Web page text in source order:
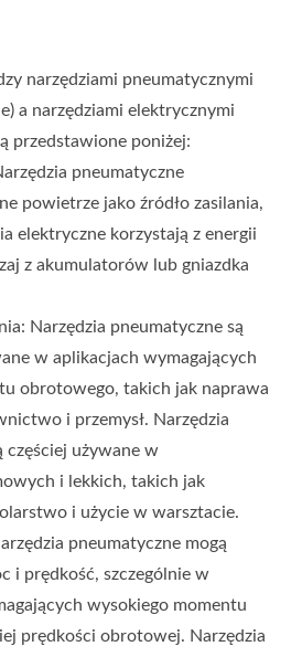
stolarstwo i użycie w warsztacie.
w zastosowaniach
momentu obrotowego i wysokiej
elektryczne mają różną moc i
modelu i źródła zasilania. 4.
Narzędzia pneumatyczne
źródła sprężonego powietrza, więc
przez dostępność powietrza, w
Narzędzia elektryczne mogą działać
przez źródło zasilania (czas
do gniazdka elektrycznego). 5.
zazwyczaj wymagają
jak czyszczenie, smarowanie i
Narzędzia elektryczne
konserwacji, ale mogą wymagać
komponentów zasilających. 6.
może być wyższy,
zakupu sprężarki powietrza.
mieć niższy koszt początkowy,
sprzętu zasilającego i
do gniazdka.
narzędziami pneumatycznymi
a narzędziami elektrycznymi
przedstawione poniżej:
pneumatyczne
powietrze jako źródło zasilania,
elektryczne korzystają z energii
z akumulatorów lub gniazdka
Narzędzia pneumatyczne są
w aplikacjach wymagających
obrotowego, takich jak naprawa
i przemysł. Narzędzia
częściej używane w
i lekkich, takich jak
i użycie w warsztacie.
pneumatyczne mogą
i prędkość, szczególnie w
wysokiego momentu
prędkości obrotowej. Narzędzia